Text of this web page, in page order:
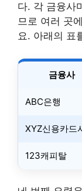
다. 각 금융사
므로 여러 곳
요. 아래의 표
금융사
ABC은행
XYZ신용카드
123캐피탈